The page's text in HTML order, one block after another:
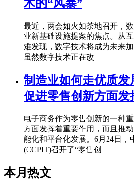
术的“风暴”
最近，两会如火如荼地召开，
业新基础设施提案的焦点。从
难发现，数字技术将成为未来
虽然数字技术正在改
制造业如何走优质
促进零售创新方面发
电子商务作为零售创新的一种
方面发挥着重要作用，而且推
能化和平台化发展。6月24日，
(CCPIT)召开了“零售创
本月热文